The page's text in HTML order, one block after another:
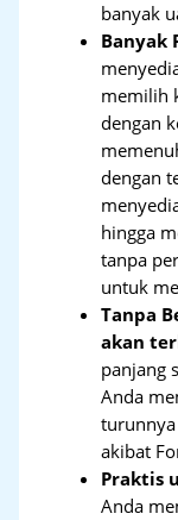
banyak
Banyak
memilih
dengan
dengan
hingga
tanpa
untuk
Tanpa
akan
panjang
Anda
akibat
Praktis
Anda